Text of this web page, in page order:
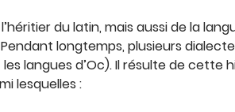
du latin, mais aussi de la
Pendant longtemps, plusieurs
langues d’Oc). Il résulte de
lesquelles :